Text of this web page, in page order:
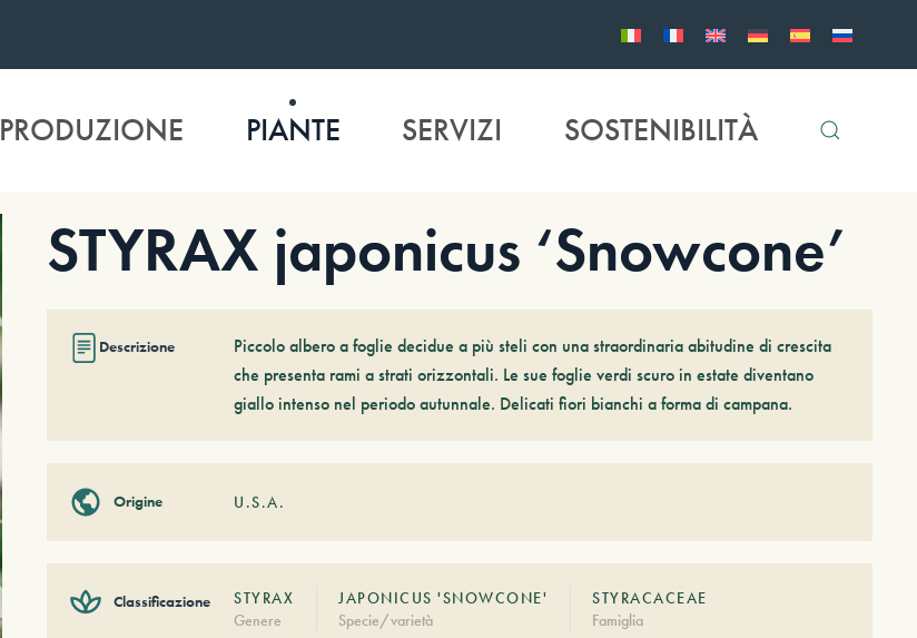
PRODUZIONE PIANTE SERVIZI SOSTENIBILITÀ
STYRAX japonicus ‘Snowcone’
Descrizione
Piccolo albero a foglie decidue a più steli con una straordinaria abitudine di crescita
che presenta rami a strati orizzontali. Le sue foglie verdi scuro in estate diventano
giallo intenso nel periodo autunnale. Delicati fiori bianchi a forma di campana.
Origine U.S.A.
Classificazione
STYRAX
Genere
JAPONICUS 'SNOWCONE'
Specie/varietà
STYRACACEAE
Famiglia